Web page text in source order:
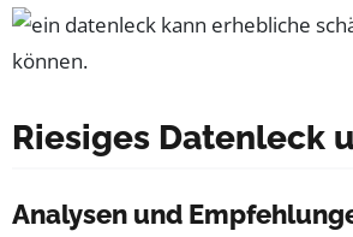
Riesiges Datenleck
Analysen und